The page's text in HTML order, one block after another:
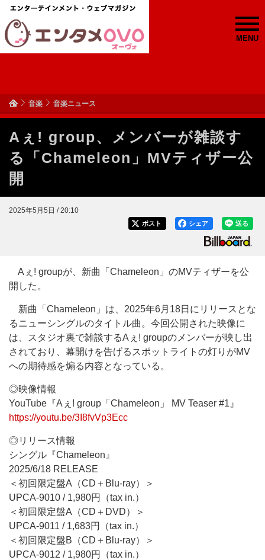
MENU
音楽 音楽ニュース
Aぇ! group、メンバーが雑談す
る「Chameleon」MVティザー公
開
2025年5月5日 / 20:10
送る
シェア
ポスト
Aぇ! groupが、新曲「Chameleon」のMVティザーを公
開した。
新曲「Chameleon」は、2025年6月18日にリリースとな
るニューシングルのタイトル曲。今回公開された映像に
は、スタジオ裏で雑談するAぇ! groupのメンバーが映し出
されており、幕開けを告げるスポットライトの灯りがMV
への期待感を煽る内容となっている。
◎映像情報
YouTube『Aぇ! group「Chameleon」 MV Teaser #1』
https://youtu.be/3I8fvVp3Ecc
◎リリース情報
シングル『Chameleon』
2025/6/18 RELEASE
＜初回限定盤A（CD＋Blu-ray）＞
UPCA-9010 / 1,980円（tax in.）
＜初回限定盤A（CD＋DVD）＞
UPCA-9011 / 1,683円（tax in.）
＜初回限定盤B（CD＋Blu-ray）＞
UPCA-9012 / 1,980円（tax in.）